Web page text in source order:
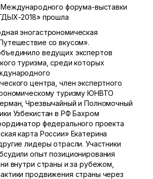
Международного форума-выставки
2018» прошла
эногастрономическая
со вкусом».
ведущих экспертов
туризма, среди которых
центра, член экспертного
туризму ЮНВТО
Чрезвычайный и Полномочный
Узбекистан в РФ Бахром
федерального проекта
карта России» Екатерина
лидеры отрасли. Участники
опыт позиционирования
внутри страны и за рубежом,
продвижения страны через